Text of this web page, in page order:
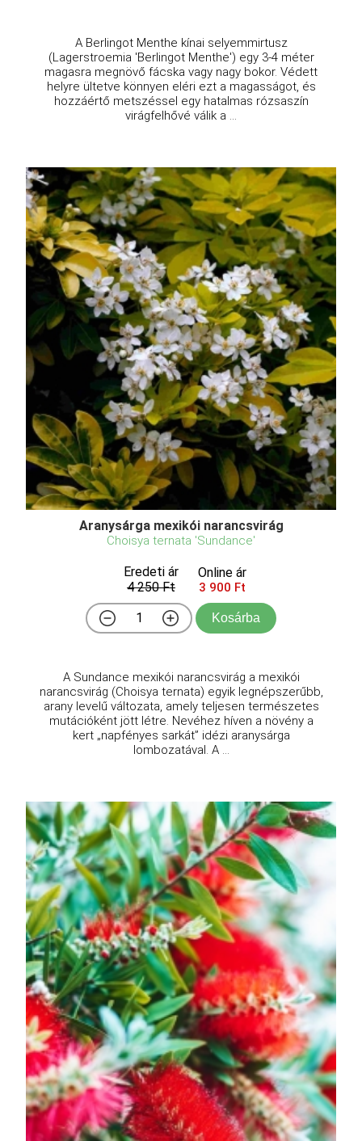
A Berlingot Menthe kínai selyemmirtusz
(Lagerstroemia 'Berlingot Menthe') egy 3-4 méter
magasra megnövő fácska vagy nagy bokor. Védett
helyre ültetve könnyen eléri ezt a magasságot, és
hozzáértő metszéssel egy hatalmas rózsaszín
virágfelhővé válik a ...
Aranysárga mexikói narancsvirág
Choisya ternata 'Sundance'
Eredeti ár
4 250 Ft
Online ár
3 900 Ft
Kosárba
A Sundance mexikói narancsvirág a mexikói
narancsvirág (Choisya ternata) egyik legnépszerűbb,
arany levelű változata, amely teljesen természetes
mutációként jött létre. Nevéhez híven a növény a
kert „napfényes sarkát” idézi aranysárga
lombozatával. A ...